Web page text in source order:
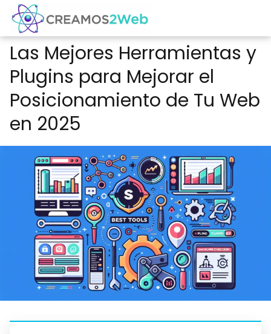
Las Mejores Herramientas y
Plugins para Mejorar el
Posicionamiento de Tu Web
en 2025